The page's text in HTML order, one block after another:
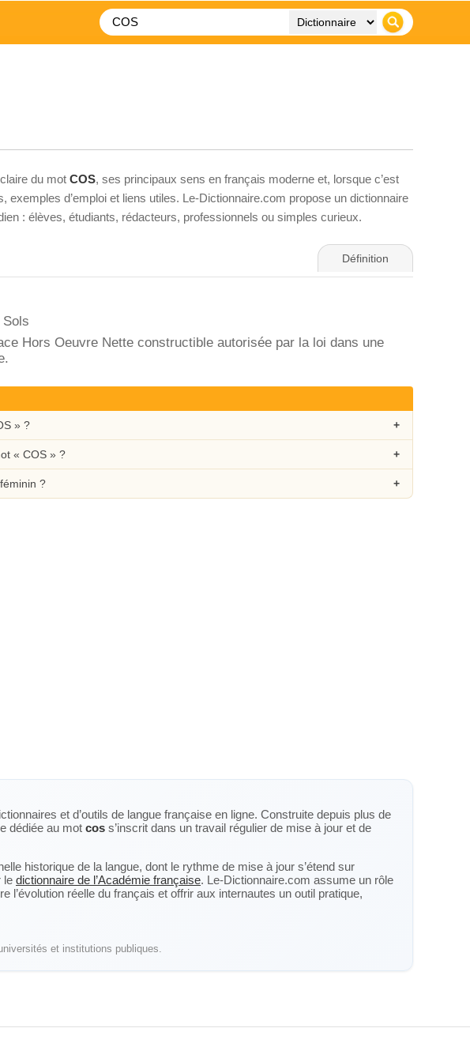
du mot COS, ses principaux sens en français moderne et, lorsque c’est
exemples d’emploi et liens utiles. Le-Dictionnaire.com propose un dictionnaire
: élèves, étudiants, rédacteurs, professionnels ou simples curieux.
Définition
Hors Oeuvre Nette constructible autorisée par la loi dans une
» ?
« COS » ?
?
et d’outils de langue française en ligne. Construite depuis plus de
dédiée au mot cos s’inscrit dans un travail régulier de mise à jour et de
historique de la langue, dont le rythme de mise à jour s’étend sur
le dictionnaire de l’Académie française. Le-Dictionnaire.com assume un rôle
réelle du français et offrir aux internautes un outil pratique,
et institutions publiques.